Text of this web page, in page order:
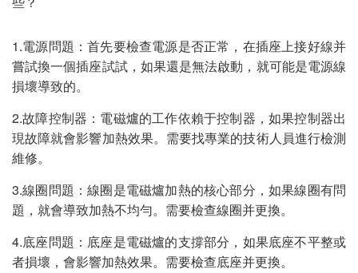
1.電源問題：首先要檢查電源是否正常，在插座上接好線并
嘗試換一個插座試試，如果還是無法啟動，就可能是電源線
損壞導致的。
2.故障控制器：電磁爐的工作依賴于控制器，如果控制器出
現故障就會影響加熱效果。需要找專業的技術人員進行檢測
維修。
3.線圈問題：線圈是電磁爐加熱的核心部分，如果線圈有問
題，就會導致加熱不均勻。需要檢查線圈并更換。
4.底座問題：底座是電磁爐的支撐部分，如果底座不平整或
者損壞，會影響加熱效果。需要檢查底座并更換。